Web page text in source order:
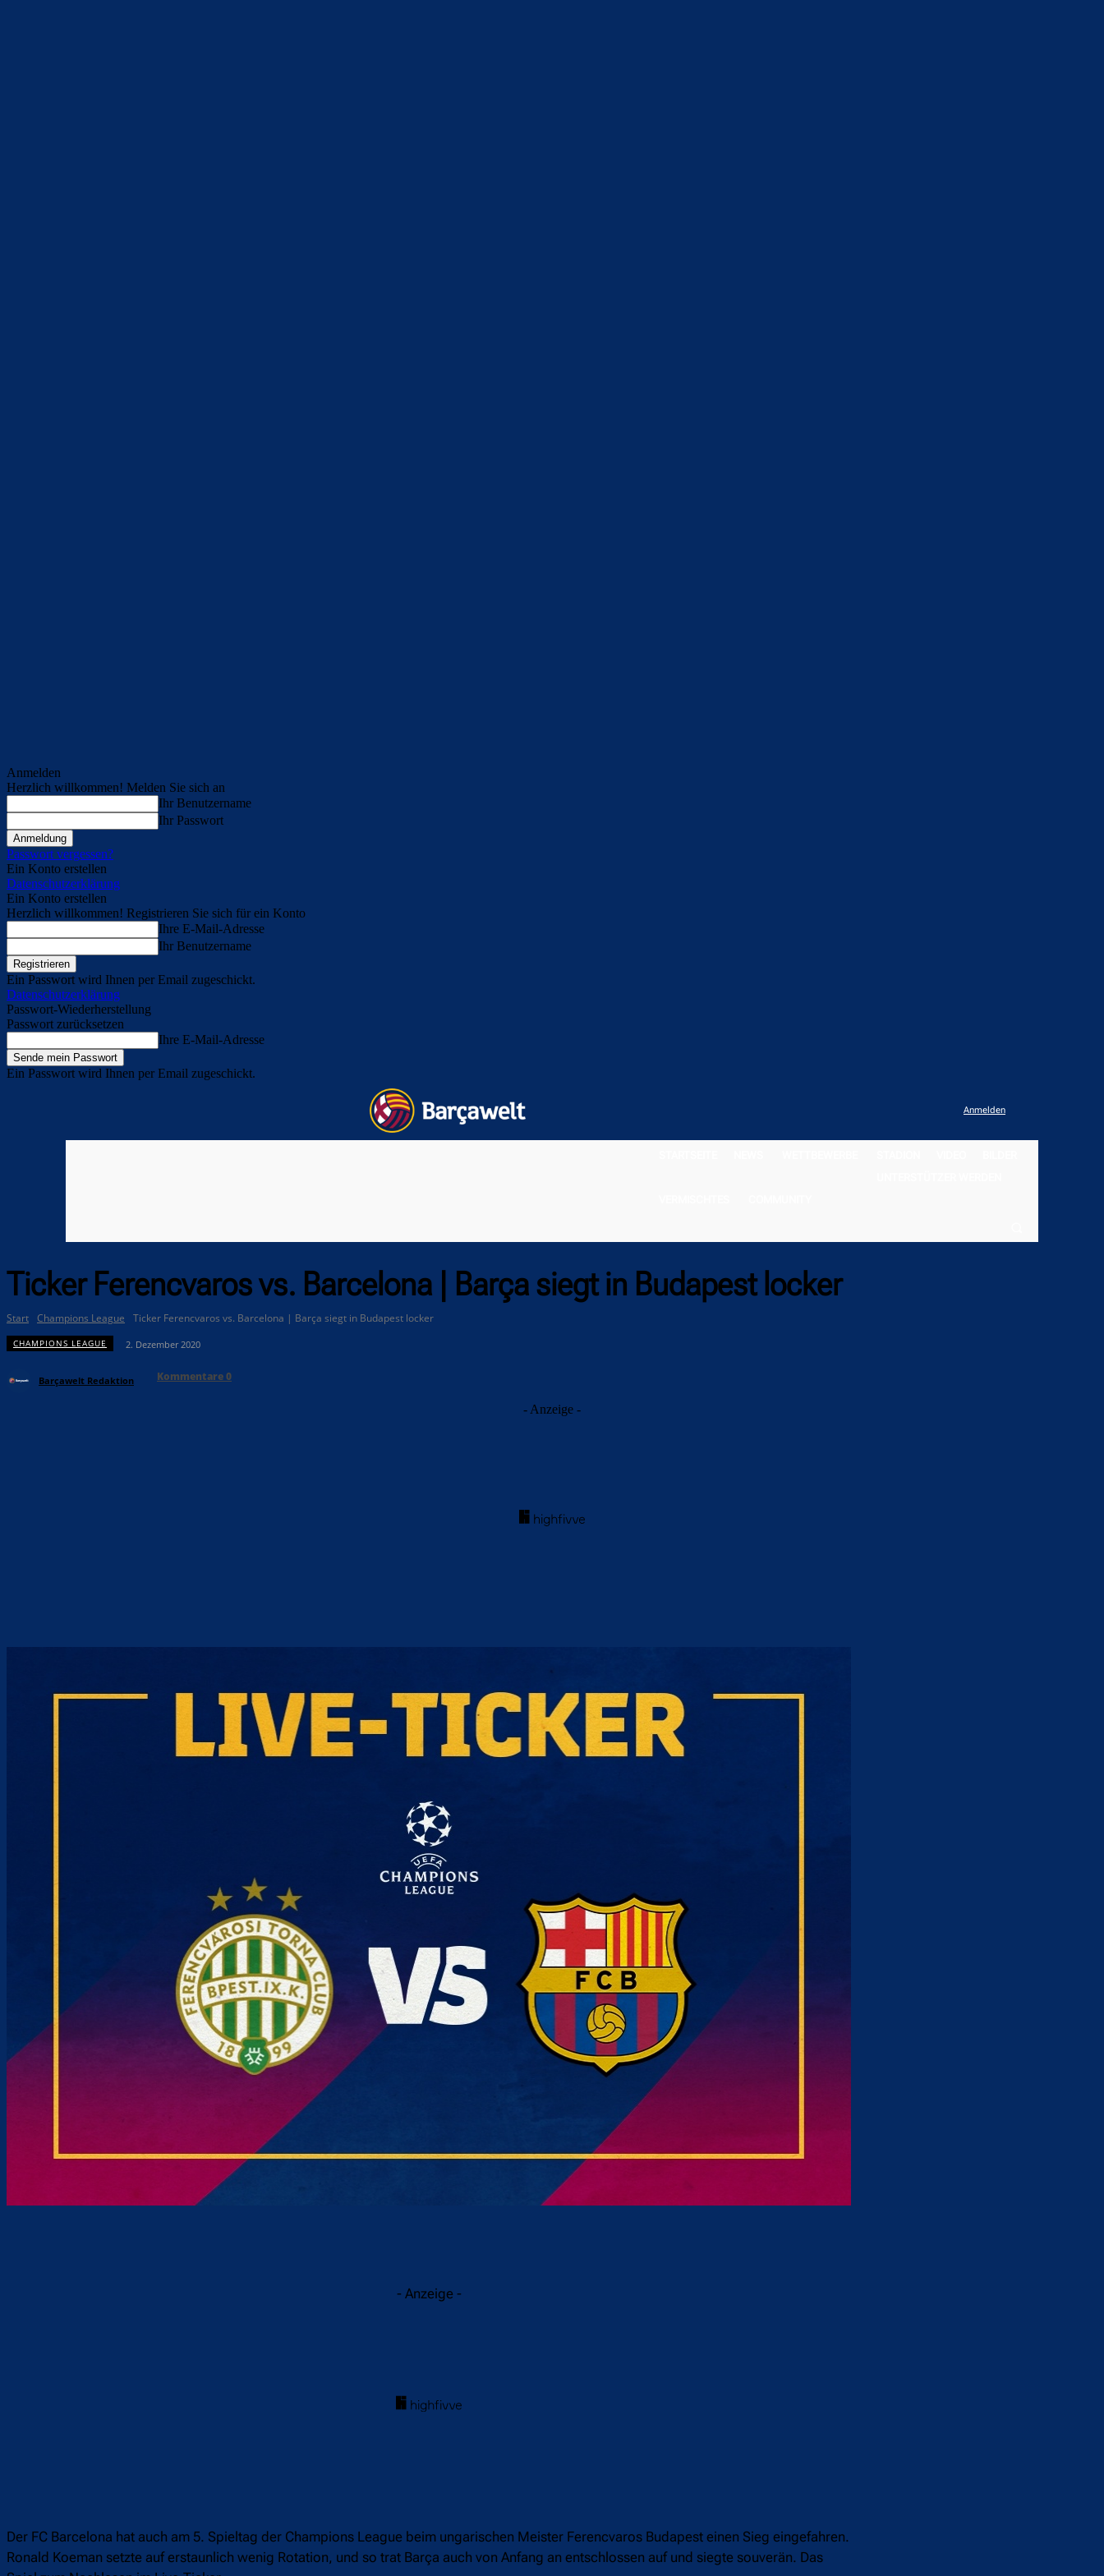
Anmelden
Herzlich willkommen! Melden Sie sich an
Ihr Benutzername
Ihr Passwort
Passwort vergessen?
Ein Konto erstellen
Datenschutzerklärung
Ein Konto erstellen
Herzlich willkommen! Registrieren Sie sich für ein Konto
Ihre E-Mail-Adresse
Ihr Benutzername
Ein Passwort wird Ihnen per Email zugeschickt.
Datenschutzerklärung
Passwort-Wiederherstellung
Passwort zurücksetzen
Ihre E-Mail-Adresse
Ein Passwort wird Ihnen per Email zugeschickt.
Anmelden
Ticker Ferencvaros vs. Barcelona | Barça siegt in Budapest locker
Start Champions League Ticker Ferencvaros vs. Barcelona | Barça siegt in Budapest locker
CHAMPIONS LEAGUE 2. Dezember 2020
Barçawelt Redaktion Kommentare0
- Anzeige -
- Anzeige -
Der FC Barcelona hat auch am 5. Spieltag der Champions League beim ungarischen Meister Ferencvaros Budapest einen Sieg eingefahren.
Ronald Koeman setzte auf erstaunlich wenig Rotation, und so trat Barça auch von Anfang an entschlossen auf und siegte souverän. Das